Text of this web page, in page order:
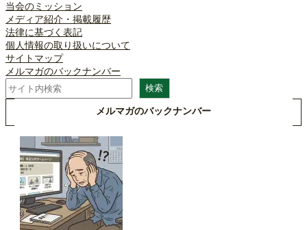
当会のミッション
メディア紹介・掲載履歴
法律に基づく表記
個人情報の取り扱いについて
サイトマップ
メルマガのバックナンバー
検
索
検索
メルマガのバックナンバー